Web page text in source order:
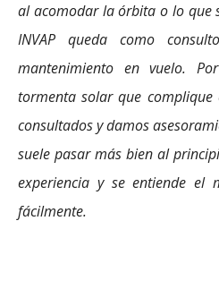
al acomodar la órbita o lo que
INVAP queda como
mantenimiento en vuelo.
tormenta solar que complique
consultados y damos
suele pasar más bien al
experiencia y se entiende el
fácilmente.